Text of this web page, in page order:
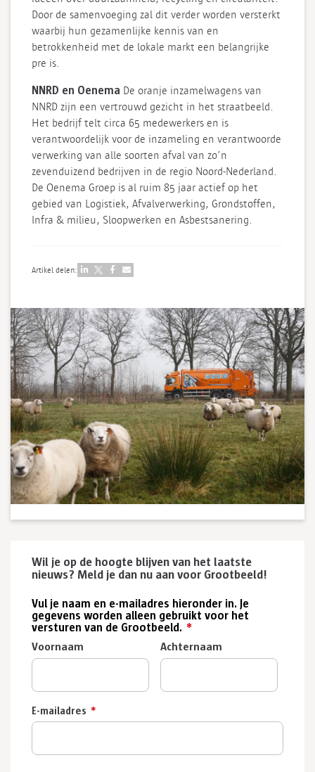
Door de samenvoeging zal dit verder worden versterkt
waarbij hun gezamenlijke kennis van en
betrokkenheid met de lokale markt een belangrijke
pre is.
NNRD en Oenema De oranje inzamelwagens van
NNRD zijn een vertrouwd gezicht in het straatbeeld.
Het bedrijf telt circa 65 medewerkers en is
verantwoordelijk voor de inzameling en verantwoorde
verwerking van alle soorten afval van zo’n
zevenduizend bedrijven in de regio Noord-Nederland.
De Oenema Groep is al ruim 85 jaar actief op het
gebied van Logistiek, Afvalverwerking, Grondstoffen,
Infra & milieu, Sloopwerken en Asbestsanering.
Artikel delen:
Wil je op de hoogte blijven van het laatste
nieuws? Meld je dan nu aan voor Grootbeeld!
Vul je naam en e-mailadres hieronder in. Je
gegevens worden alleen gebruikt voor het
versturen van de Grootbeeld. *
Voornaam Achternaam
E-mailadres *